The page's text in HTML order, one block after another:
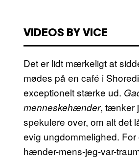
VIDEOS BY VICE
Det er lidt mærkeligt at
mødes på en café i
exceptionelt stærke ud.
menneskehænder, tænker
spekulere over, om alt det
evig ungdommelighed.
hænder-mens-jeg-var-